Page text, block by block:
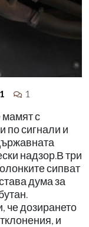
1
мамят с
по сигнали и
надзор.В три
сипват
дума за
че дозирането
и